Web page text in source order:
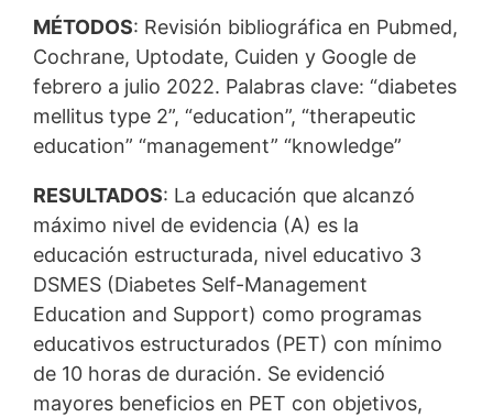
MÉTODOS: Revisión bibliográfica en Pubmed,
Cochrane, Uptodate, Cuiden y Google de
febrero a julio 2022. Palabras clave: “diabetes
mellitus type 2”, “education”, “therapeutic
education” “management” “knowledge”
RESULTADOS: La educación que alcanzó
máximo nivel de evidencia (A) es la
educación estructurada, nivel educativo 3
DSMES (Diabetes Self-Management
Education and Support) como programas
educativos estructurados (PET) con mínimo
de 10 horas de duración. Se evidenció
mayores beneficios en PET con objetivos,